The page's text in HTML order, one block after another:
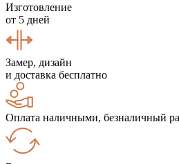
Изготовление
от 5 дней
Замер, дизайн
и доставка бесплатно
Оплата наличными, безналичный